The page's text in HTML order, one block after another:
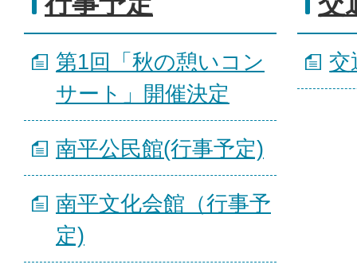
第1回「秋の憩いコン
サート」開催決定
南平公民館(行事予定)
南平文化会館（行事予
定)
交